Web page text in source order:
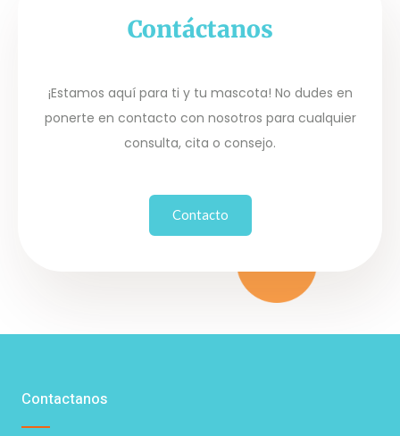
Contáctanos
¡Estamos aquí para ti y tu mascota! No dudes en
ponerte en contacto con nosotros para cualquier
consulta, cita o consejo.
Contacto
Contactanos